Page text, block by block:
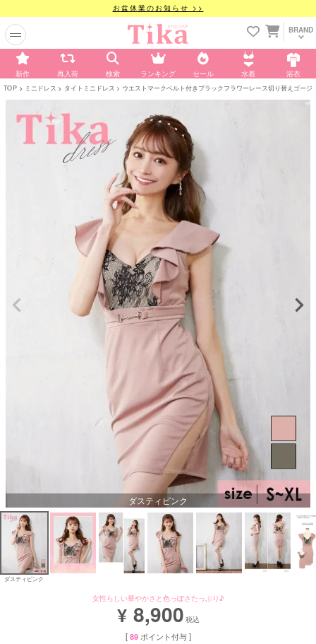
お盆休業のお知らせ >>
BRAND
新作 再入荷 検索 ランキング セール 水着 浴衣
TOP ミニドレス タイトミニドレス ウエストマークベルト付きブラックフラワーレース切り替えゴー
ダスティピンク
ダスティピンク
女性らしい華やかさと色っぽさたっぷり♪
¥ 8,900 税込
[ 89 ポイント付与 ]